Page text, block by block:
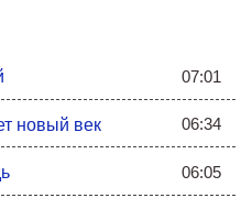
холсте,
не смелом
ты со мной.
слышишь,
во сне,
как дышишь.
иду...
07:01
новый век 06:34
06:05